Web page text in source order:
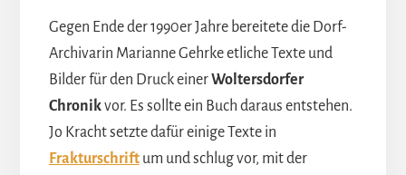
Gegen Ende der 1990er Jahre bereitete die Dorf-
Archivarin Marianne Gehrke etliche Texte und
Bilder für den Druck einerWoltersdorfer
Chronikvor. Es sollte ein Buch daraus entstehen.
Jo Kracht setzte dafür einige Texte in
Frakturschriftum und schlug vor, mit der